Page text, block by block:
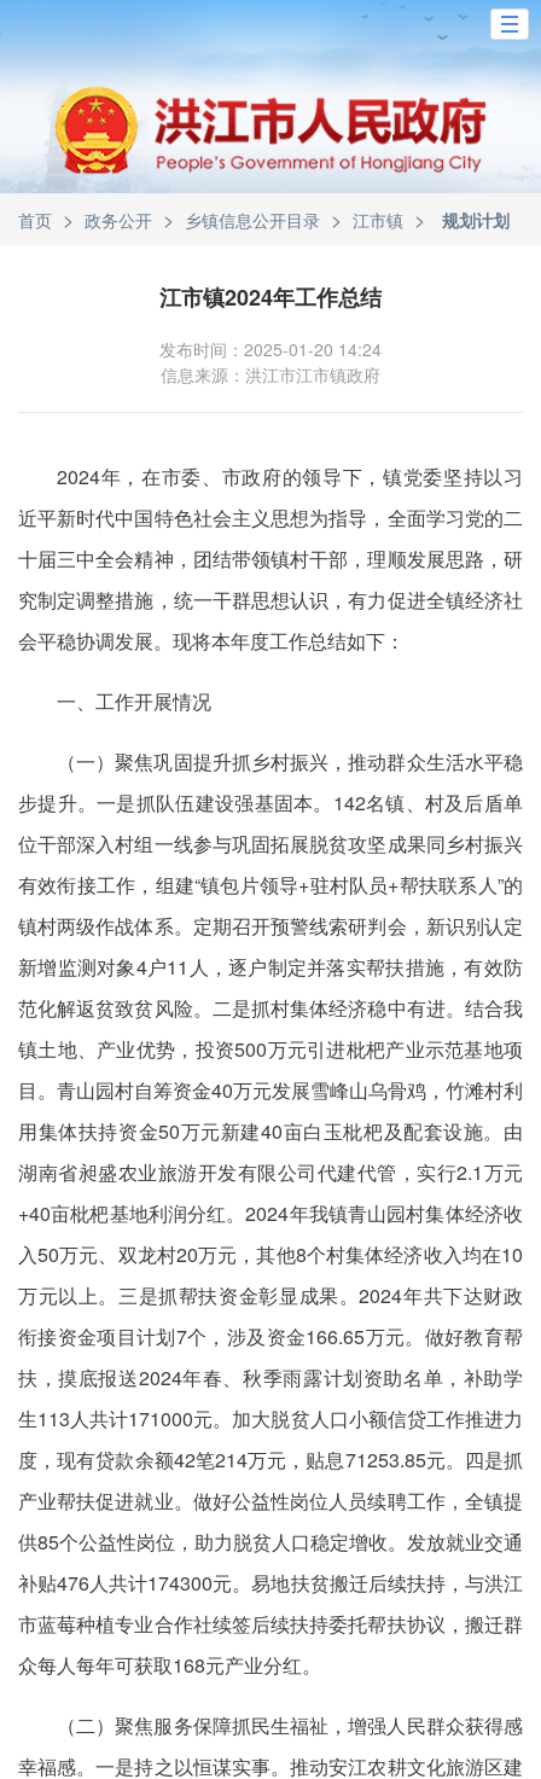
首页 > 政务公开 > 乡镇信息公开目录 > 江市镇 > 规划计划
江市镇2024年工作总结
发布时间：2025-01-20 14:24
信息来源：洪江市江市镇政府
2024年，在市委、市政府的领导下，镇党委坚持以习
近平新时代中国特色社会主义思想为指导，全面学习党的二
十届三中全会精神，团结带领镇村干部，理顺发展思路，研
究制定调整措施，统一干群思想认识，有力促进全镇经济社
会平稳协调发展。现将本年度工作总结如下：
一、工作开展情况
（一）聚焦巩固提升抓乡村振兴，推动群众生活水平稳
步提升。一是抓队伍建设强基固本。142名镇、村及后盾单
位干部深入村组一线参与巩固拓展脱贫攻坚成果同乡村振兴
有效衔接工作，组建“镇包片领导+驻村队员+帮扶联系人”的
镇村两级作战体系。定期召开预警线索研判会，新识别认定
新增监测对象4户11人，逐户制定并落实帮扶措施，有效防
范化解返贫致贫风险。二是抓村集体经济稳中有进。结合我
镇土地、产业优势，投资500万元引进枇杷产业示范基地项
目。青山园村自筹资金40万元发展雪峰山乌骨鸡，竹滩村利
用集体扶持资金50万元新建40亩白玉枇杷及配套设施。由
湖南省昶盛农业旅游开发有限公司代建代管，实行2.1万元
+40亩枇杷基地利润分红。2024年我镇青山园村集体经济收
入50万元、双龙村20万元，其他8个村集体经济收入均在10
万元以上。三是抓帮扶资金彰显成果。2024年共下达财政
衔接资金项目计划7个，涉及资金166.65万元。做好教育帮
扶，摸底报送2024年春、秋季雨露计划资助名单，补助学
生113人共计171000元。加大脱贫人口小额信贷工作推进力
度，现有贷款余额42笔214万元，贴息71253.85元。四是抓
产业帮扶促进就业。做好公益性岗位人员续聘工作，全镇提
供85个公益性岗位，助力脱贫人口稳定增收。发放就业交通
补贴476人共计174300元。易地扶贫搬迁后续扶持，与洪江
市蓝莓种植专业合作社续签后续扶持委托帮扶协议，搬迁群
众每人每年可获取168元产业分红。
（二）聚焦服务保障抓民生福祉，增强人民群众获得感
幸福感。一是持之以恒谋实事。推动安江农耕文化旅游区建